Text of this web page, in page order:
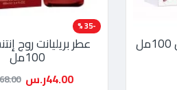
-35 %
عطر بريليانت روج
100مل
44.00ر.س